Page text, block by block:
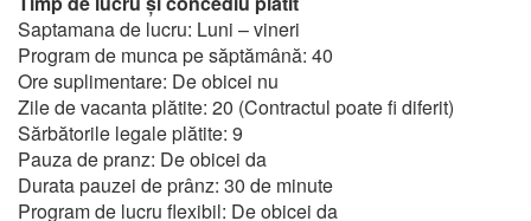
Saptamana de lucru: Luni – vineri
Program de munca pe săptămână: 40
Ore suplimentare: De obicei nu
Zile de vacanta plătite: 20 (Contractul poate fi diferit)
Sărbătorile legale plătite: 9
Pauza de pranz: De obicei da
Durata pauzei de prânz: 30 de minute
Program de lucru flexibil: De obicei da